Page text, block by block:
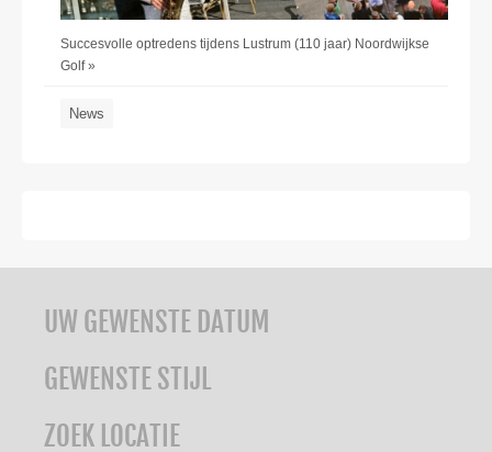
Succesvolle optredens tijdens Lustrum (110 jaar) Noordwijkse
Golf »
News
UW GEWENSTE DATUM
GEWENSTE STIJL
ZOEK LOCATIE